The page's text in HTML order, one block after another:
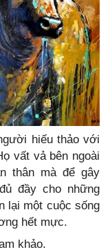
hiếu thảo với
vất vả bên ngoài
thân mà để gây
đầy cho những
lại một cuộc sống
hết mực.
khảo.